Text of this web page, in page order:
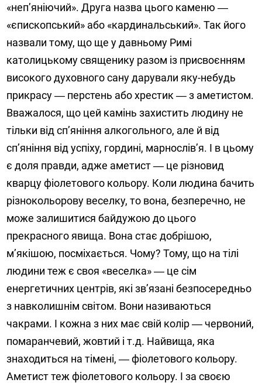
«неп’яніючий». Друга назва цього каменю ―
«єпископський» або «кардинальський». Так його
назвали тому, що ще у давньому Римі
католицькому священику разом із присвоєнням
високого духовного сану дарували яку-небудь
прикрасу ― перстень або хрестик ― з аметистом.
Вважалося, що цей камінь захистить людину не
тільки від сп’яніння алкогольного, але й від
сп’яніння від успіху, гордині, марнослів’я. І в цьому
є доля правди, адже аметист ― це різновид
кварцу фіолетового кольору. Коли людина бачить
різнокольорову веселку, то вона, безперечно, не
може залишитися байдужою до цього
прекрасного явища. Вона стає добрішою,
м’якішою, посміхається. Чому? Тому, що на тілі
людини теж є своя «веселка» ― це сім
енергетичних центрів, які зв’язані безпосередньо
з навколишнім світом. Вони називаються
чакрами. І кожна з них має свій колір ― червоний,
помаранчевий, жовтий і т.д. Найвища, яка
знаходиться на тімені, ― фіолетового кольору.
Аметист теж фіолетового кольору. І за своєю